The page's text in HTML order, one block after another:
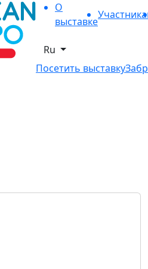
О
выставке
Ru
Посетить выставку